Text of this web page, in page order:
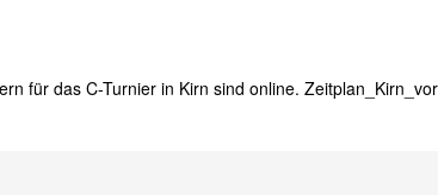
für das C-Turnier in Kirn sind online.